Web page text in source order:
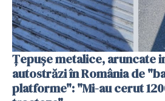
Țepușe metalice, aruncate
autostrăzi în România de
platforme": "Mi-au cerut